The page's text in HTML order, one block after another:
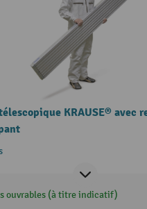
KRAUSE® avec
ouvrables (à titre indicatif)